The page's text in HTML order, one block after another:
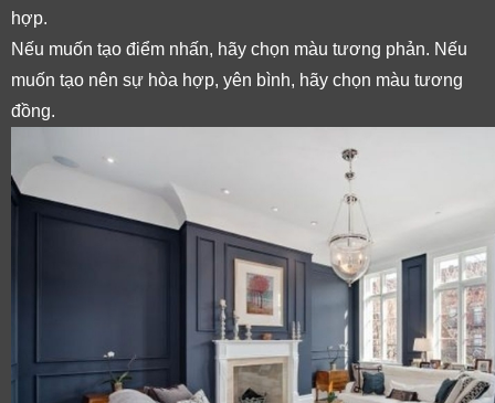
hợp.
Nếu muốn tạo điểm nhấn, hãy chọn màu tương phản. Nếu
muốn tạo nên sự hòa hợp, yên bình, hãy chọn màu tương
đồng.